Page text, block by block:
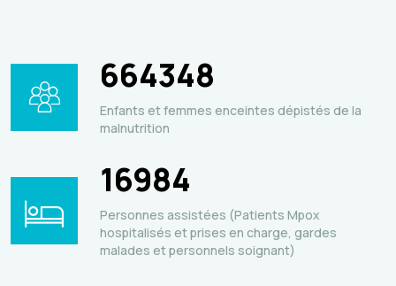
664348
Enfants et femmes enceintes dépistés de la
malnutrition
16984
Personnes assistées (Patients Mpox
hospitalisés et prises en charge, gardes
malades et personnels soignant)